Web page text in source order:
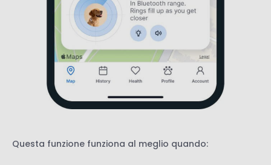
Questa funzione funziona al meglio quando: